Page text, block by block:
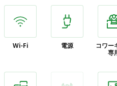
Wi-Fi 電源
コワー
専